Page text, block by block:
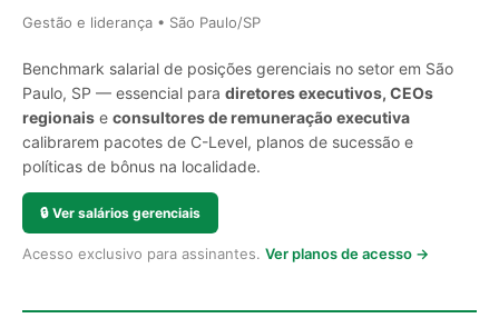
Gestão e liderança • São Paulo/SP
Benchmark salarial de posições gerenciais no setor em São
Paulo, SP — essencial para diretores executivos, CEOs
regionais e consultores de remuneração executiva
calibrarem pacotes de C-Level, planos de sucessão e
políticas de bônus na localidade.
🔒 Ver salários gerenciais
Acesso exclusivo para assinantes. Ver planos de acesso →